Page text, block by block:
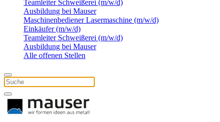
Teamleiter Schweißerei (m/w/d)
Ausbildung bei Mauser
Maschinenbediener Lasermaschine (m/w/d)
Einkäufer (m/w/d)
Teamleiter Schweißerei (m/w/d)
Ausbildung bei Mauser
Alle offenen Stellen